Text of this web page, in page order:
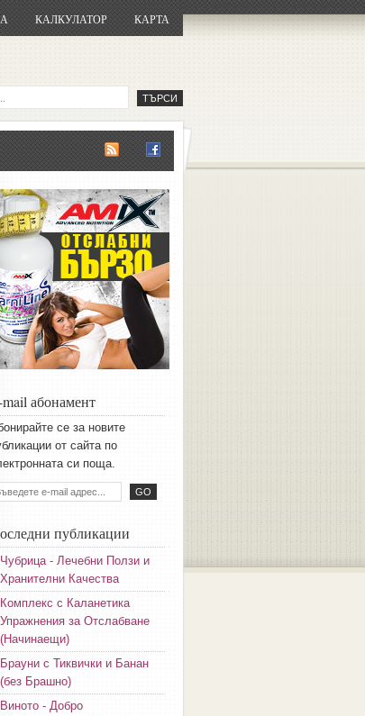
КАЛКУЛАТОР КАРТА
абонамент
ce зa нoвитe
oт caйтa пo
cи пoщa.
публикации
Чубрица - Лечебни Ползи и
Хранителни Качества
Комплекс с Каланетика
Упражнения за Отслабване
(Начинаещи)
Брауни с Тиквички и Банан
(без Брашно)
Виното - Добро